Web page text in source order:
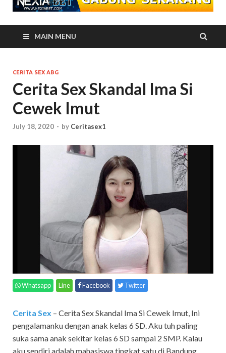
MAIN MENU
CERITA SEX ABG
Cerita Sex Skandal Ima Si
Cewek Imut
July 18, 2020 - by Ceritasex1
Whatsapp Line Facebook Twitter
Cerita Sex – Cerita Sex Skandal Ima Si Cewek Imut, Ini
pengalamanku dengan anak kelas 6 SD. Aku tuh paling
suka sama anak sekitar kelas 6 SD sampai 2 SMP. Kalau
aku sendiri adalah mahasiswa tingkat satu di Bandung.